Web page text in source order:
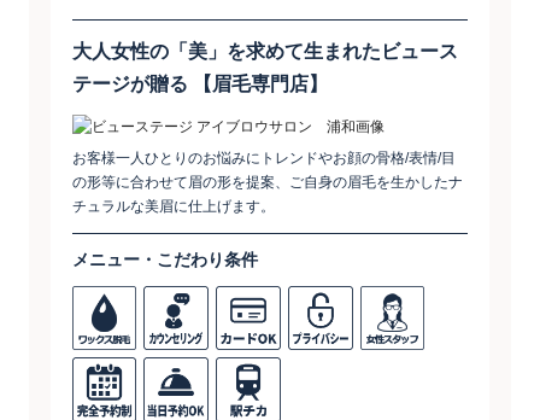
​大人女性の「美」を求めて生まれたビュース
テージが贈る ​【眉毛専門店】
お客様一人ひとりのお悩みにトレンドやお顔の骨格/表情/目
の形等に合わせて眉の形を提案、ご自身の眉毛を生かしたナ
チュラルな美眉に仕上げます。
メニュー・こだわり条件